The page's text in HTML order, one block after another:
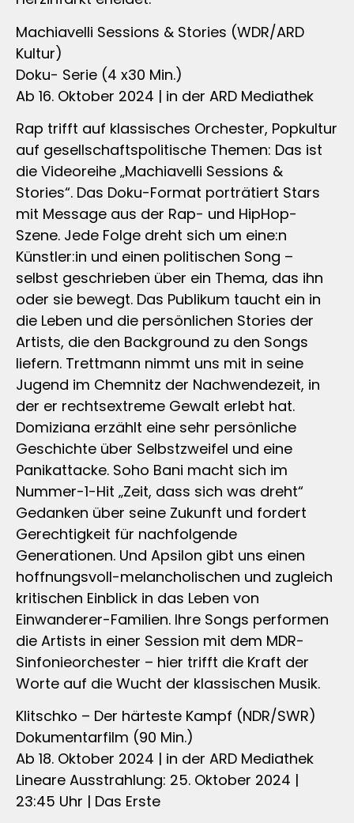
Machiavelli Sessions & Stories (WDR/ARD
Kultur)
Doku- Serie (4 x30 Min.)
Ab 16. Oktober 2024 | in der ARD Mediathek
Rap trifft auf klassisches Orchester, Popkultur
auf gesellschaftspolitische Themen: Das ist
die Videoreihe „Machiavelli Sessions &
Stories“. Das Doku-Format porträtiert Stars
mit Message aus der Rap- und HipHop-
Szene. Jede Folge dreht sich um eine:n
Künstler:in und einen politischen Song –
selbst geschrieben über ein Thema, das ihn
oder sie bewegt. Das Publikum taucht ein in
die Leben und die persönlichen Stories der
Artists, die den Background zu den Songs
liefern. Trettmann nimmt uns mit in seine
Jugend im Chemnitz der Nachwendezeit, in
der er rechtsextreme Gewalt erlebt hat.
Domiziana erzählt eine sehr persönliche
Geschichte über Selbstzweifel und eine
Panikattacke. Soho Bani macht sich im
Nummer-1-Hit „Zeit, dass sich was dreht“
Gedanken über seine Zukunft und fordert
Gerechtigkeit für nachfolgende
Generationen. Und Apsilon gibt uns einen
hoffnungsvoll-melancholischen und zugleich
kritischen Einblick in das Leben von
Einwanderer-Familien. Ihre Songs performen
die Artists in einer Session mit dem MDR-
Sinfonieorchester – hier trifft die Kraft der
Worte auf die Wucht der klassischen Musik.
Klitschko – Der härteste Kampf (NDR/SWR)
Dokumentarfilm (90 Min.)
Ab 18. Oktober 2024 | in der ARD Mediathek
Lineare Ausstrahlung: 25. Oktober 2024 |
23:45 Uhr | Das Erste